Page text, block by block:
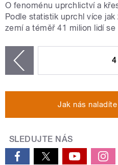
O fenoménu uprchlictví a
Podle statistik uprchl více
zemí a téměř 41 milion lidí
4
Jak nás
SLEDUJTE NÁS